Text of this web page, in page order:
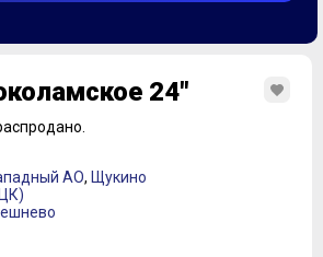
24"
АО, Щукино